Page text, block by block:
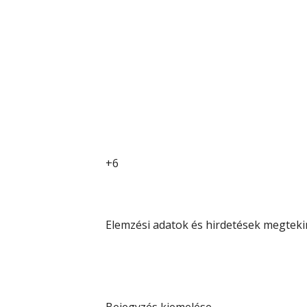
+6
Elemzési adatok és hirdetések